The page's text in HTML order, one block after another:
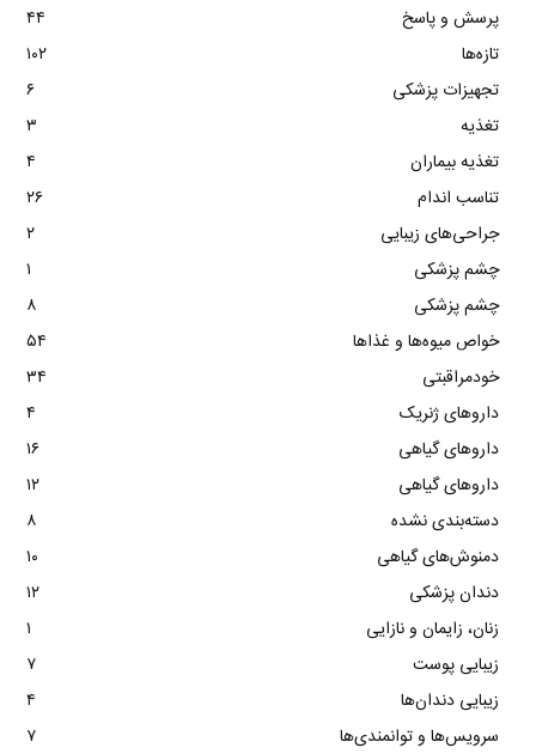
پرسش و پاسخ
۴۴
تازه‌ها
۱۰۲
تجهیزات پزشکی
۶
تغذیه
۳
تغذیه بیماران
۴
تناسب اندام
۲۶
جراحی‌های زیبایی
۲
چشم پزشکی
۱
چشم پزشکی
۸
خواص میوه‌ها و غذاها
۵۴
خودمراقبتی
۳۴
داروهای ژنریک
۴
داروهای گیاهی
۱۶
داروهای گیاهی
۱۲
دسته‌بندی نشده
۸
دمنوش‌های گیاهی
۱۰
دندان پزشکی
۱۲
زنان، زایمان و نازایی
۱
زیبایی پوست
۷
زیبایی دندان‌ها
۴
سرویس‌ها و توانمندی‌ها
۷